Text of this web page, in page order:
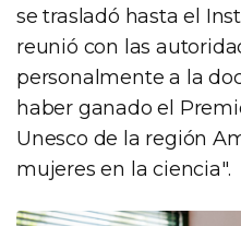
se trasladó hasta el
reunió con las
personalmente a la
haber ganado el
Unesco de la región
mujeres en la ciencia".